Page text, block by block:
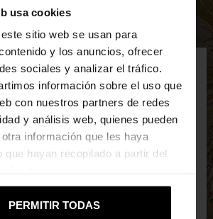
usa cookies
sitio web se usan para
y los anuncios, ofrecer
sociales y analizar el tráfico.
información sobre el uso que
con nuestros partners de redes
y análisis web, quienes pueden
información que les haya
que hayan recopilado a partir del
PERMITIR TODAS
a la web de España. ¿Quieres ir a
States?